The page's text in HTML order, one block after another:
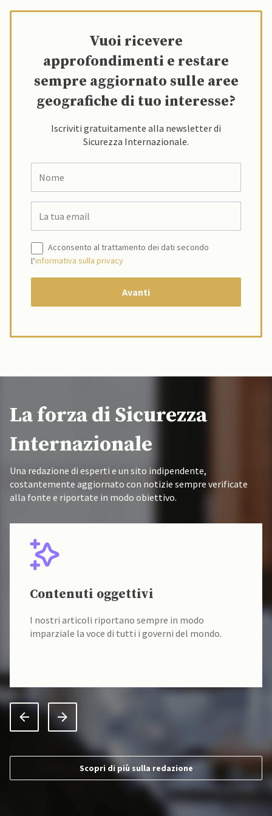
Vuoi ricevere
approfondimenti e restare
sempre aggiornato sulle aree
geografiche di tuo interesse?
Iscriviti gratuitamente alla newsletter di
Sicurezza Internazionale.
Acconsento al trattamento dei dati secondo
l’informativa sulla privacy
La forza di Sicurezza
Internazionale
Una redazione di esperti e un sito indipendente,
costantemente aggiornato con notizie sempre verificate
alla fonte e riportate in modo obiettivo.
Contenuti oggettivi
I nostri articoli riportano sempre in modo
imparziale la voce di tutti i governi del mondo.
Scopri di più sulla redazione